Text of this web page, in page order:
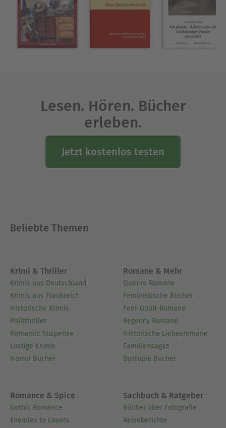
Lesen. Hören. Bücher
erleben.
Jetzt kostenlos testen
Beliebte Themen
Krimi & Thriller
Krimis aus Deutschland
Krimis aus Frankreich
Historische Krimis
Politthriller
Romantic Suspense
Lustige Krimis
Horror Bücher
Romane & Mehr
Queere Romane
Feministische Bücher
Feel-Good-Romane
Regency Romane
Historische Liebesromane
Familiensagas
Dystopie Bücher
Romance & Spice
Gothic Romance
Enemies to Lovers
Sachbuch & Ratgeber
Bücher über Fotografie
Reiseberichte